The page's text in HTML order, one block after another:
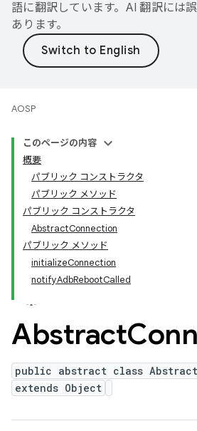
語に翻訳しています。AI 翻訳には
あります。
AOSP
このページの内容
概要
パブリック コンストラクタ
パブリック メソッド
パブリック コンストラクタ
AbstractConnection
パブリック メソッド
initializeConnection
notifyAdbRebootCalled
Abstract
public abstract class
extends Object